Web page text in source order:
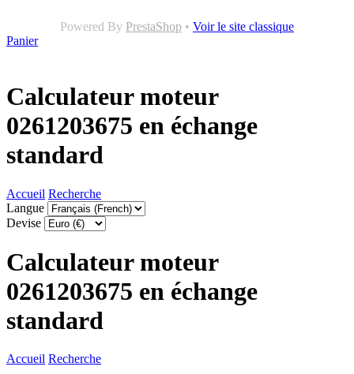
Powered By PrestaShop • Voir le site classique
Panier
Calculateur moteur
0261203675 en échange
standard
Accueil Recherche
Langue
Devise
Calculateur moteur
0261203675 en échange
standard
Accueil Recherche